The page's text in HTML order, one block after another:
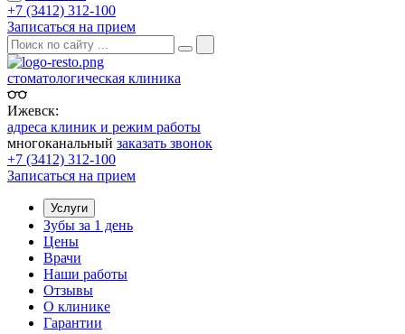
+7 (3412) 312-100
Записаться на прием
стоматологическая клиника
Ижевск:
адреса клиник и режим работы
многоканальный заказать звонок
+7 (3412) 312-100
Записаться на прием
Услуги
Зубы за 1 день
Цены
Врачи
Наши работы
Отзывы
О клинике
Гарантии